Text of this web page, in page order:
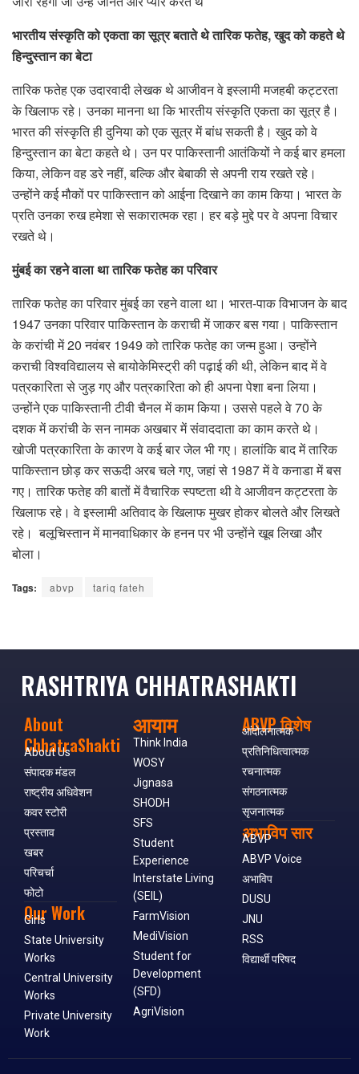
भारतीय संस्कृति को एकता का सूत्र बताते थे तारिक फतेह, खुद को कहते थे
हिन्दुस्तान का बेटा
तारिक फतेह एक उदारवादी लेखक थे आजीवन वे इस्लामी मजहबी कट्टरता
के खिलाफ रहे। उनका मानना था कि भारतीय संस्कृति एकता का सूत्र है।
भारत की संस्कृति ही दुनिया को एक सूत्र में बांध सकती है। खुद को वे
हिन्दुस्तान का बेटा कहते थे। उन पर पाकिस्तानी आतंकियों ने कई बार हमला
किया, लेकिन वह डरे नहीं, बल्कि और बेबाकी से अपनी राय रखते रहे।
उन्होंने कई मौकों पर पाकिस्तान को आईना दिखाने का काम किया। भारत के
प्रति उनका रुख हमेशा से सकारात्मक रहा। हर बड़े मुद्दे पर वे अपना विचार
रखते थे।
मुंबई का रहने वाला था तारिक फतेह का परिवार
तारिक फतेह का परिवार मुंबई का रहने वाला था। भारत-पाक विभाजन के बाद
1947 उनका परिवार पाकिस्तान के कराची में जाकर बस गया। पाकिस्तान
के करांची में 20 नवंबर 1949 को तारिक फतेह का जन्म हुआ। उन्होंने
कराची विश्वविद्यालय से बायोकेमिस्ट्री की पढ़ाई की थी, लेकिन बाद में वे
पत्रकारिता से जुड़ गए और पत्रकारिता को ही अपना पेशा बना लिया।
उन्होंने एक पाकिस्तानी टीवी चैनल में काम किया। उससे पहले वे 70 के
दशक में करांची के सन नामक अखबार में संवाददाता का काम करते थे।
खोजी पत्रकारिता के कारण वे कई बार जेल भी गए। हालांकि बाद में तारिक
पाकिस्तान छोड़ कर सऊदी अरब चले गए, जहां से 1987 में वे कनाडा में बस
गए। तारिक फतेह की बातों में वैचारिक स्पष्टता थी वे आजीवन कट्टरता के
खिलाफ रहे। वे इस्लामी अतिवाद के खिलाफ मुखर होकर बोलते और लिखते
रहे। बलूचिस्तान में मानवाधिकार के हनन पर भी उन्होंने खूब लिखा और
बोला।
Tags: abvp tariq fateh
RASHTRIYA CHHATRASHAKTI
About
ChhatraShakti
About Us
संपादक मंडल
राष्ट्रीय अधिवेशन
कवर स्टोरी
प्रस्ताव
खबर
परिचर्चा
फोटो
Our Work
Girls
State University
Works
Central University
Works
Private University
Work
आयाम
Think India
WOSY
Jignasa
SHODH
SFS
Student
Experience
Interstate Living
(SEIL)
FarmVision
MediVision
Student for
Development
(SFD)
AgriVision
ABVP विशेष
आंदोलनात्मक
प्रतिनिधित्वात्मक
रचनात्मक
संगठनात्मक
सृजनात्मक
अभाविप सार
ABVP
ABVP Voice
अभाविप
DUSU
JNU
RSS
विद्यार्थी परिषद